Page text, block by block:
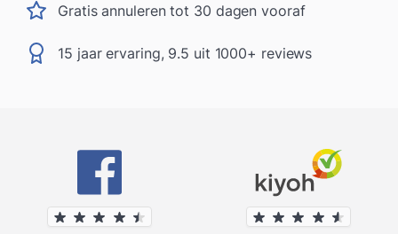
Gratis annuleren tot 30 dagen vooraf
15 jaar ervaring, 9.5 uit 1000+ reviews